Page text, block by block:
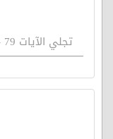
تجلي الآيات 79 - الدعاء والاستغفار مفتاح النصر